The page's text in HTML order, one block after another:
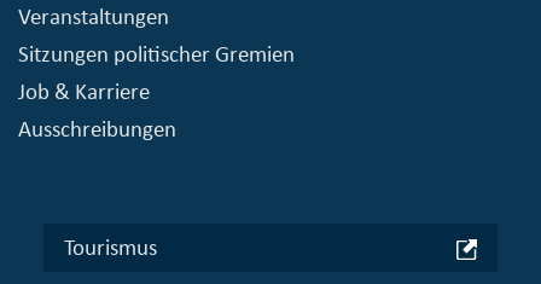
Veranstaltungen
Sitzungen politischer Gremien
Job & Karriere
Ausschreibungen
Tourismus